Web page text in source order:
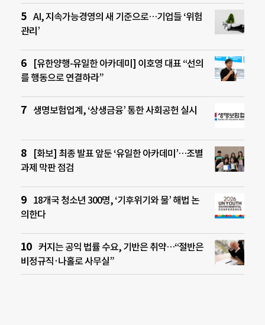
AI, 지속가능경영의 새 기준으로…기업들 ‘위험
관리’
[유한양행-유일한 아카데미] 이호영 대표 “선의
를 행동으로 연결하라”
생명보험업계, ‘상생금융’ 통한 사회공헌 실시
[화보] 최종 발표 앞둔 ‘유일한 아카데미’…조별
과제 막판 점검
18개국 청소년 300명, ‘기후위기와 물’ 해법 논
의한다
커지는 공익 법률 수요, 기반은 취약…“절반은
비정규직·나홀로 사무실”